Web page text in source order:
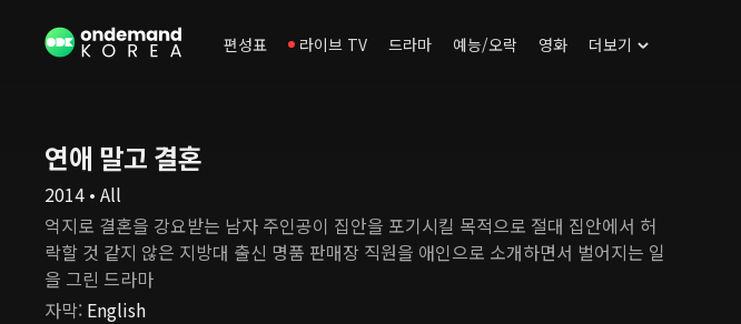
편성표 라이브 TV 드라마 예능/오락 영화 더보기
연애 말고 결혼
2014 • All
억지로 결혼을 강요받는 남자 주인공이 집안을 포기시킬 목적으로 절대 집안에서 허
락할 것 같지 않은 지방대 출신 명품 판매장 직원을 애인으로 소개하면서 벌어지는 일
을 그린 드라마
자막: English